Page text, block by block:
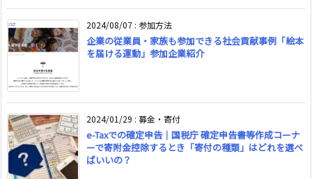
2024/08/07 : 参加方法
企業の従業員・家族も参加できる社会貢献事例「絵本
を届ける運動」参加企業紹介
2024/01/29 : 募金・寄付
e-Taxでの確定申告｜国税庁 確定申告書等作成コーナ
ーで寄附金控除するとき「寄付の種類」はどれを選べ
ばいいの？